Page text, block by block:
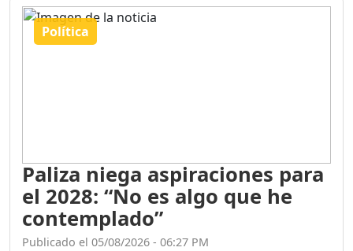
Política
Paliza niega aspiraciones para
el 2028: “No es algo que he
contemplado”
Publicado el 05/08/2026 - 06:27 PM